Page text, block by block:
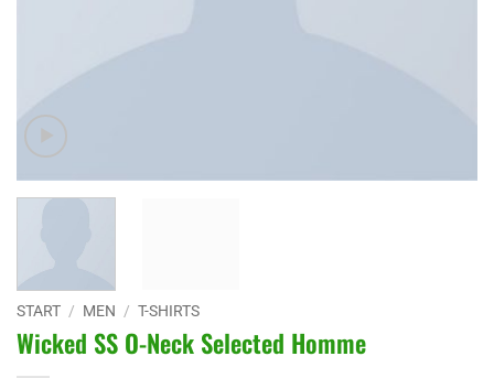
START / MEN / T-SHIRTS
Wicked SS O-Neck Selected Homme